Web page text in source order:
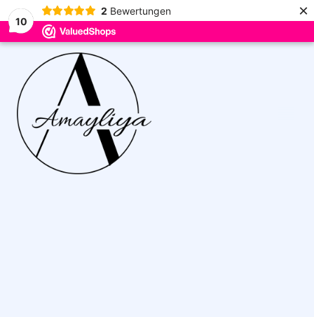
10
2 Bewertungen ×